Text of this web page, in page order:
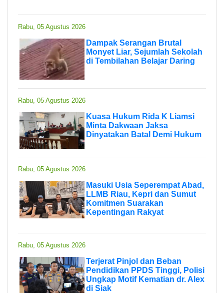
Rabu, 05 Agustus 2026
Dampak Serangan Brutal
Monyet Liar, Sejumlah Sekolah
di Tembilahan Belajar Daring
Rabu, 05 Agustus 2026
Kuasa Hukum Rida K Liamsi
Minta Dakwaan Jaksa
Dinyatakan Batal Demi Hukum
Rabu, 05 Agustus 2026
Masuki Usia Seperempat Abad,
LLMB Riau, Kepri dan Sumut
Komitmen Suarakan
Kepentingan Rakyat
Rabu, 05 Agustus 2026
Terjerat Pinjol dan Beban
Pendidikan PPDS Tinggi, Polisi
Ungkap Motif Kematian dr. Alex
di Siak